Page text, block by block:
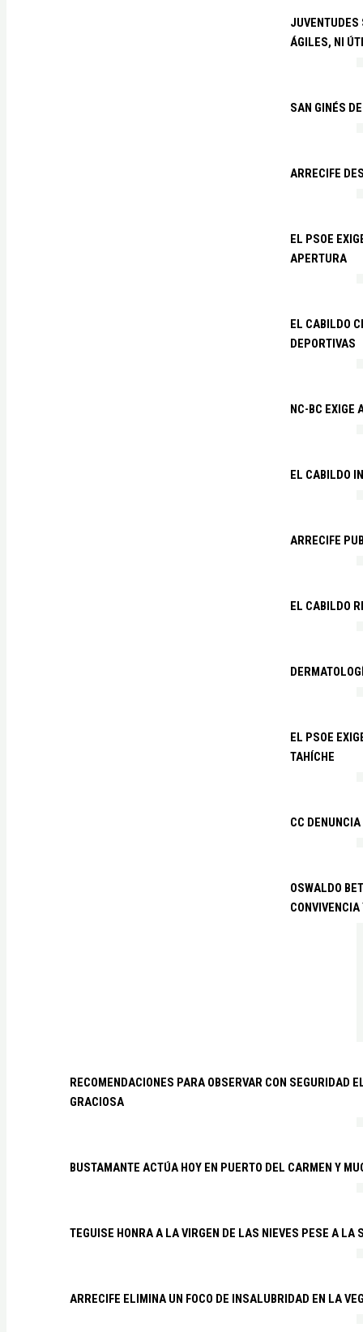
JUVENTUDES
ÁGILES, NI
SAN GINÉS
ARRECIFE
EL PSOE
APERTURA
EL CABILDO
DEPORTIVAS
NC-BC EXIGE
EL CABILDO
ARRECIFE
EL CABILDO
EL PSOE
TAHÍCHE
CC
OSWALDO
RECOMENDACIONES PARA OBSERVAR CON SEGURIDAD
GRACIOSA
BUSTAMANTE ACTÚA HOY EN PUERTO DEL CARMEN Y
TEGUISE HONRA A LA VIRGEN DE LAS NIEVES PESE A LA
ARRECIFE ELIMINA UN FOCO DE INSALUBRIDAD EN LA